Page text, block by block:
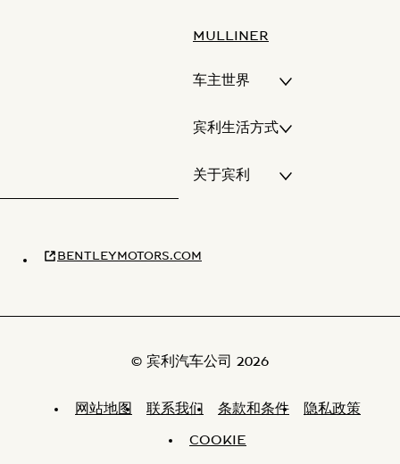
MULLINER
车主世界
宾利生活方式
关于宾利
BENTLEYMOTORS.COM
© 宾利汽车公司 2026
网站地图 联系我们 条款和条件 隐私政策
COOKIE